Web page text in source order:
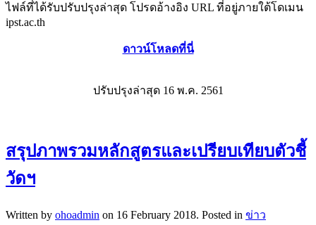
ไฟล์ที่ได้รับปรับปรุงล่าสุด โปรดอ้างอิง URL ที่อยู่ภายใต้โดเมน
ipst.ac.th
ดาวน์โหลดที่นี่
ปรับปรุงล่าสุด 16 พ.ค. 2561
สรุปภาพรวมหลักสูตรและเปรียบเทียบตัวชี้
วัดฯ
Written by ohoadmin on 16 February 2018. Posted in ข่าว